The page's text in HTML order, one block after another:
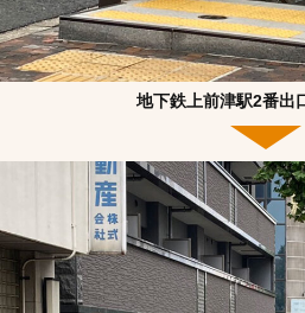
地下鉄上前津駅2番出